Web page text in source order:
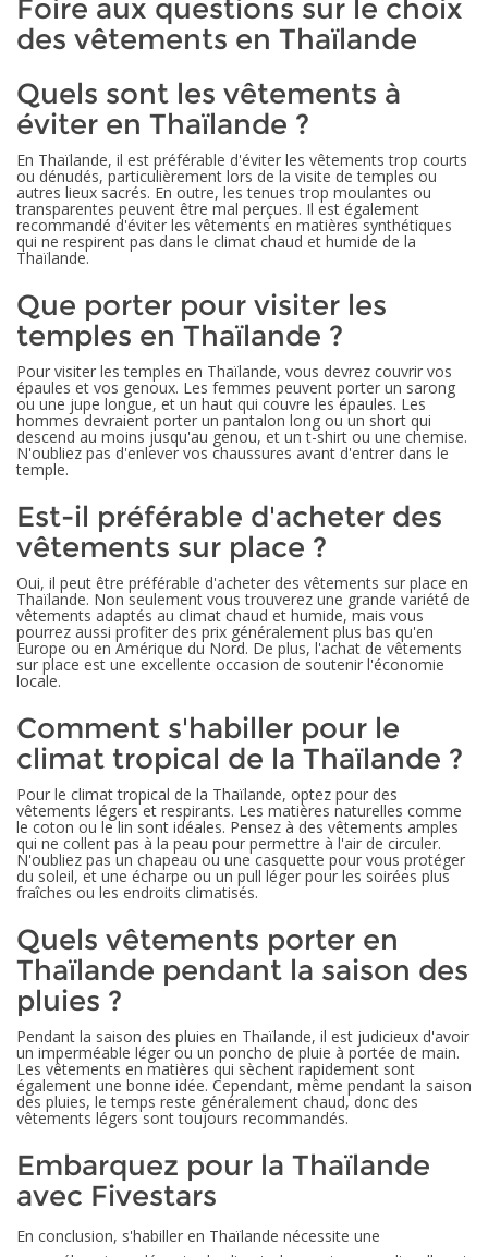
Foire aux questions sur le choix
des vêtements en Thaïlande
Quels sont les vêtements à
éviter en Thaïlande ?
En Thaïlande, il est préférable d'éviter les vêtements trop courts
ou dénudés, particulièrement lors de la visite de temples ou
autres lieux sacrés. En outre, les tenues trop moulantes ou
transparentes peuvent être mal perçues. Il est également
recommandé d'éviter les vêtements en matières synthétiques
qui ne respirent pas dans le climat chaud et humide de la
Thaïlande.
Que porter pour visiter les
temples en Thaïlande ?
Pour visiter les temples en Thaïlande, vous devrez couvrir vos
épaules et vos genoux. Les femmes peuvent porter un sarong
ou une jupe longue, et un haut qui couvre les épaules. Les
hommes devraient porter un pantalon long ou un short qui
descend au moins jusqu'au genou, et un t-shirt ou une chemise.
N'oubliez pas d'enlever vos chaussures avant d'entrer dans le
temple.
Est-il préférable d'acheter des
vêtements sur place ?
Oui, il peut être préférable d'acheter des vêtements sur place en
Thaïlande. Non seulement vous trouverez une grande variété de
vêtements adaptés au climat chaud et humide, mais vous
pourrez aussi profiter des prix généralement plus bas qu'en
Europe ou en Amérique du Nord. De plus, l'achat de vêtements
sur place est une excellente occasion de soutenir l'économie
locale.
Comment s'habiller pour le
climat tropical de la Thaïlande ?
Pour le climat tropical de la Thaïlande, optez pour des
vêtements légers et respirants. Les matières naturelles comme
le coton ou le lin sont idéales. Pensez à des vêtements amples
qui ne collent pas à la peau pour permettre à l'air de circuler.
N'oubliez pas un chapeau ou une casquette pour vous protéger
du soleil, et une écharpe ou un pull léger pour les soirées plus
fraîches ou les endroits climatisés.
Quels vêtements porter en
Thaïlande pendant la saison des
pluies ?
Pendant la saison des pluies en Thaïlande, il est judicieux d'avoir
un imperméable léger ou un poncho de pluie à portée de main.
Les vêtements en matières qui sèchent rapidement sont
également une bonne idée. Cependant, même pendant la saison
des pluies, le temps reste généralement chaud, donc des
vêtements légers sont toujours recommandés.
Embarquez pour la Thaïlande
avec Fivestars
En conclusion, s'habiller en Thaïlande nécessite une